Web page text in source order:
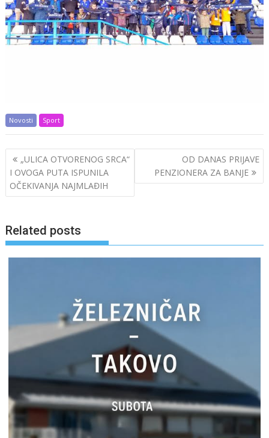
Novosti Sport
Post
navigation
„ULICA OTVORENOG SRCA“
I OVOGA PUTA ISPUNILA
OČEKIVANJA NAJMLAĐIH
OD DANAS PRIJAVE
PENZIONERA ZA BANJE
Related posts